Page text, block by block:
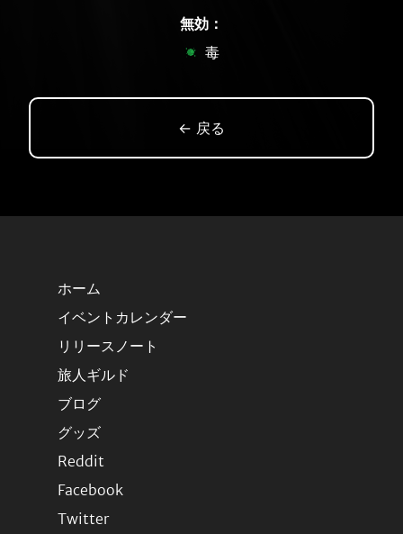
無効：
毒
← 戻る
ホーム
イベントカレンダー
リリースノート
旅人ギルド
ブログ
グッズ
Reddit
Facebook
Twitter